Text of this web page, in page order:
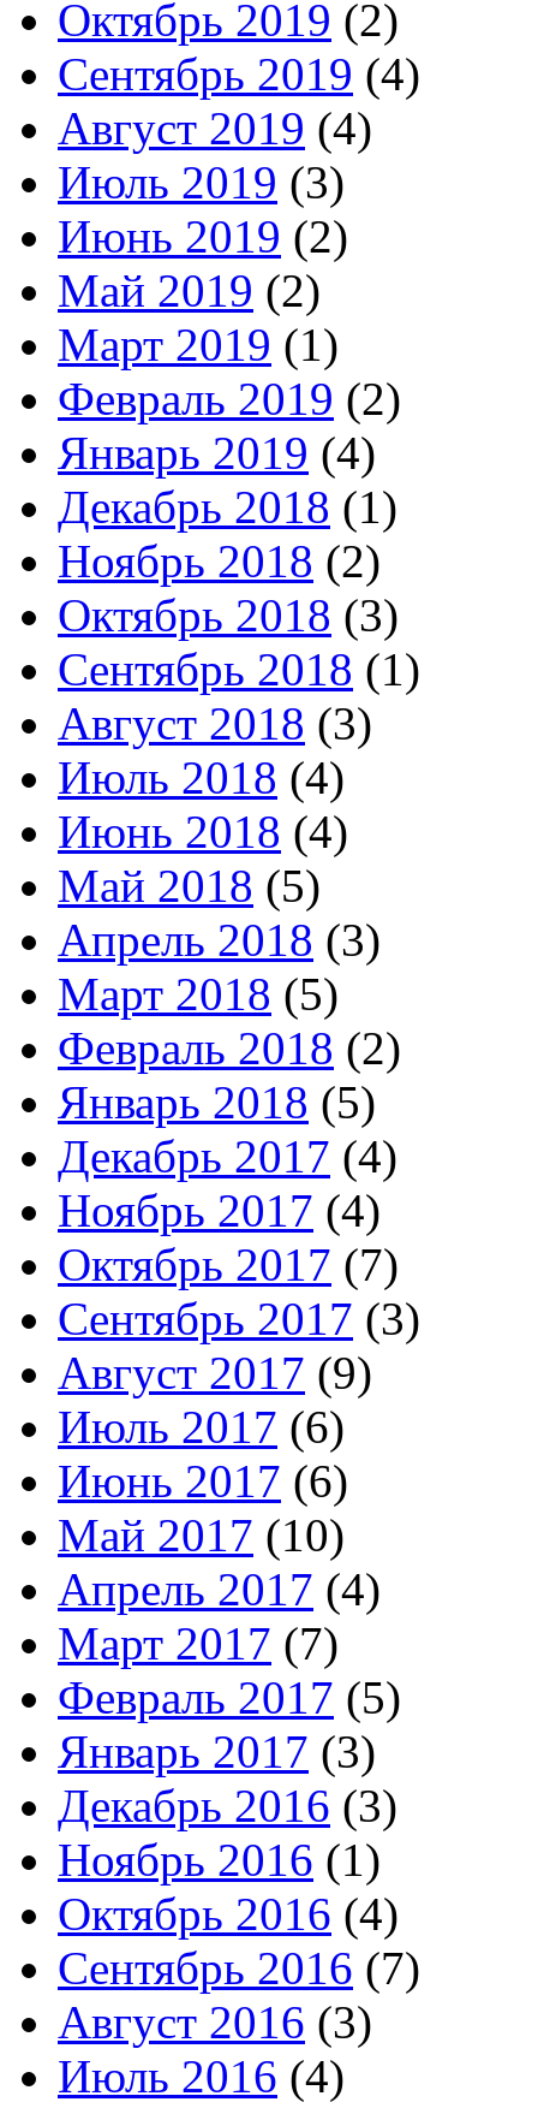
Октябрь 2019 (2)
Сентябрь 2019 (4)
Август 2019 (4)
Июль 2019 (3)
Июнь 2019 (2)
Май 2019 (2)
Март 2019 (1)
Февраль 2019 (2)
Январь 2019 (4)
Декабрь 2018 (1)
Ноябрь 2018 (2)
Октябрь 2018 (3)
Сентябрь 2018 (1)
Август 2018 (3)
Июль 2018 (4)
Июнь 2018 (4)
Май 2018 (5)
Апрель 2018 (3)
Март 2018 (5)
Февраль 2018 (2)
Январь 2018 (5)
Декабрь 2017 (4)
Ноябрь 2017 (4)
Октябрь 2017 (7)
Сентябрь 2017 (3)
Август 2017 (9)
Июль 2017 (6)
Июнь 2017 (6)
Май 2017 (10)
Апрель 2017 (4)
Март 2017 (7)
Февраль 2017 (5)
Январь 2017 (3)
Декабрь 2016 (3)
Ноябрь 2016 (1)
Октябрь 2016 (4)
Сентябрь 2016 (7)
Август 2016 (3)
Июль 2016 (4)